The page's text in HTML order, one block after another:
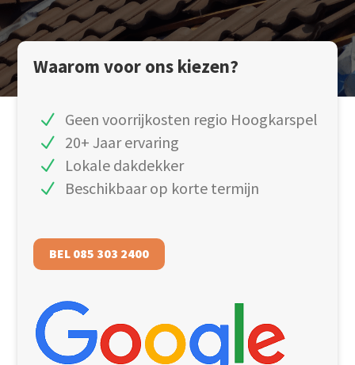
Waarom voor ons kiezen?
Geen voorrijkosten regio Hoogkarspel
20+ Jaar ervaring
Lokale dakdekker
Beschikbaar op korte termijn
BEL 085 303 2400